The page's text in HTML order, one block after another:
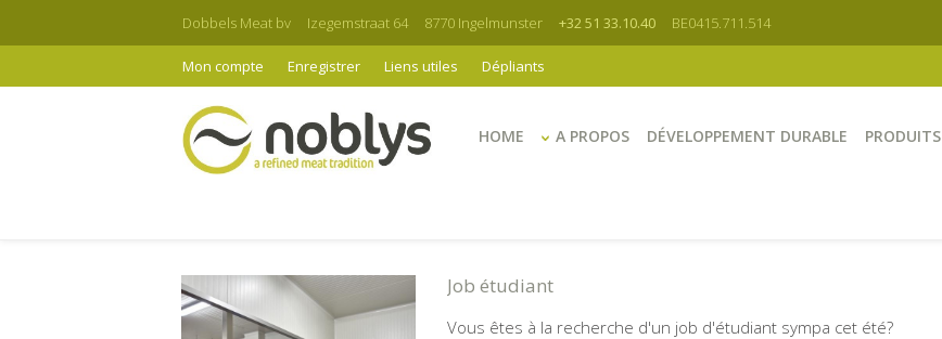
Dobbels Meat bv Izegemstraat 64 8770 Ingelmunster +32 51 33.10.40 BE0415.711.514
Mon compte Enregistrer Liens utiles Dépliants
HOME A PROPOS DÉVELOPPEMENT DURABLE PRODUITS
Job étudiant
Vous êtes à la recherche d'un job d'étudiant sympa cet été?